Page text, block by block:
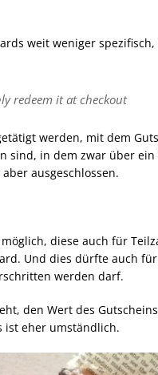
weit weniger
redeem it at checkout
werden, mit dem
sind, in dem zwar über
ausgeschlossen.
diese auch für
Und dies dürfte auch
werden darf.
den Wert des
ist eher umständlich.